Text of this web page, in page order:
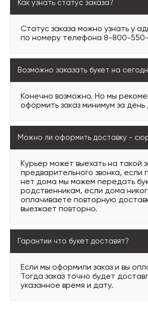
Как узнать статус заказа?
Статус заказа можно узнать у
по номеру телефона 8-800-
Возможно заказать букет на
Конечно возможно. Но мы
оформить заказ минимум за день
Можно ли оформить доставку -
Курьер может выехать на такой
предварительного звонка, если
нет дома мы можем передать
родственникам, если дома
оплачиваете повторную
выезжает повторно.
Гарантии что букет доставят?
Если мы оформили заказ и вы
Тогда заказ точно будет
указанное время и дату.